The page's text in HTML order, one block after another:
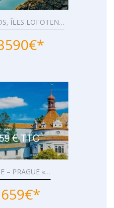
ÎLES LOFOTEN…
– PRAGUE «…
659€*